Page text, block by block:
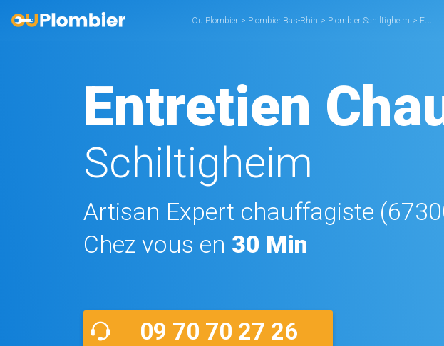
Ou Plombier > Plombier Bas-Rhin > Plombier Schiltigheim > Entretien Chaudière Schiltigheim
Entretien
Schiltigheim
Artisan Expert chauffagiste
Chez vous en 30 Min
09 70 70 27 26